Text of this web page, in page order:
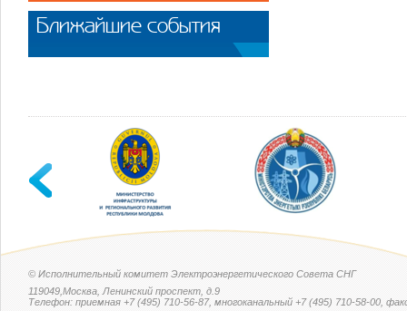
Ближайшие события
© Исполнительный комитет Электроэнергетического Совета СНГ
119049,Москва, Ленинский проспект, д.9
Телефон: приемная +7 (495) 710-56-87, многоканальный +7 (495) 710-58-00,